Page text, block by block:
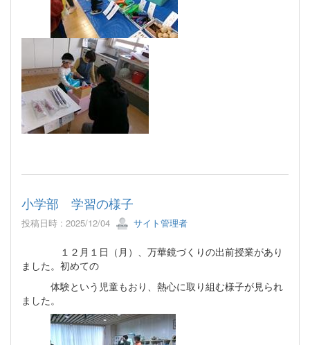
小学部 学習の様子
投稿日時 : 2025/12/04 サイト管理者
１２月１日（月）、万華鏡づくりの出前授業があり
ました。初めての
体験という児童もおり、熱心に取り組む様子が見られ
ました。